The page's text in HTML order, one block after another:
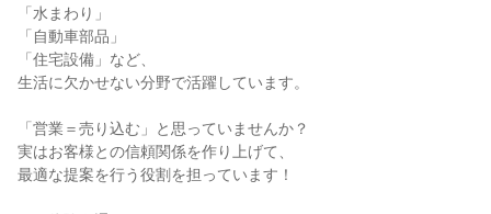
「水まわり」
「自動車部品」
「住宅設備」など、
生活に欠かせない分野で活躍しています。
「営業＝売り込む」と思っていませんか？
実はお客様との信頼関係を作り上げて、
最適な提案を行う役割を担っています！